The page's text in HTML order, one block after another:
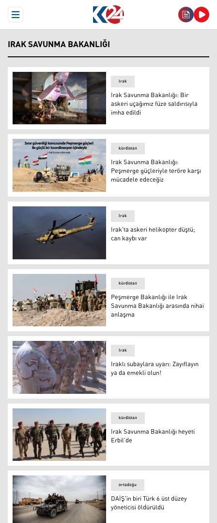
Open Menu
IRAK SAVUNMA BAKANLIĞI
Irak Savunma Bakanlığı: Bir askeri uçağımız füze
Irak
Irak Savunma Bakanlığı: Bir
askeri uçağımız füze saldırısıyla
imha edildi
Irak Savunma Bakanlığı: Peşmerge güçleriyle teröre
kürdistan
Irak Savunma Bakanlığı:
Peşmerge güçleriyle teröre karşı
mücadele edeceğiz
Irak'ta askeri helikopter düştü; can kaybı var
Irak
Irak'ta askeri helikopter düştü;
can kaybı var
Peşmerge Bakanlığı ile Irak Savunma Bakanlığı
kürdistan
Peşmerge Bakanlığı ile Irak
Savunma Bakanlığı arasında nihai
anlaşma
Iraklı subaylara uyarı: Zayıflayın ya da emekli olun!
Irak
Iraklı subaylara uyarı: Zayıflayın
ya da emekli olun!
Irak Savunma Bakanlığı heyeti Erbil’de
kürdistan
Irak Savunma Bakanlığı heyeti
Erbil’de
ortadoğu
DAİŞ'in biri Türk 6 üst düzey
yöneticisi öldürüldü